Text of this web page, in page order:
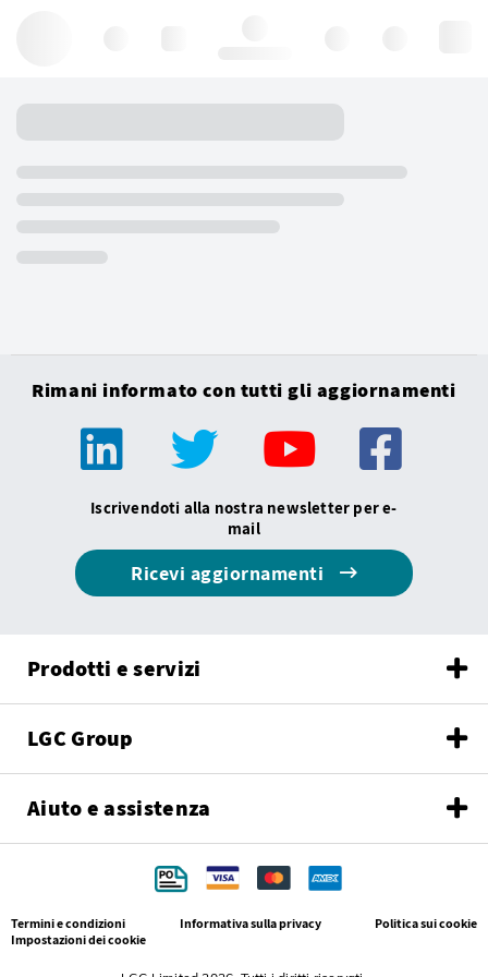
Rimani informato con tutti gli aggiornamenti
Iscrivendoti alla nostra newsletter per e-
mail
Ricevi aggiornamenti
Prodotti e servizi
LGC Group
Aiuto e assistenza
Termini e condizioni Informativa sulla privacy
Politica sui cookie
Impostazioni dei cookie